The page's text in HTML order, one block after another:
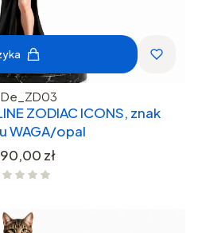
ZODIAC ICONS, znak
WAGA/opal
zł